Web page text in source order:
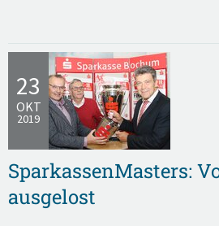
23
OKT
2019
SparkassenMasters:
ausgelost